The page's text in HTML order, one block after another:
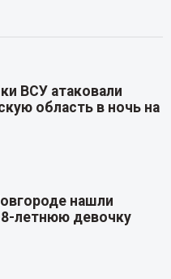
ВСУ атаковали
область в ночь на
нашли
летнюю девочку